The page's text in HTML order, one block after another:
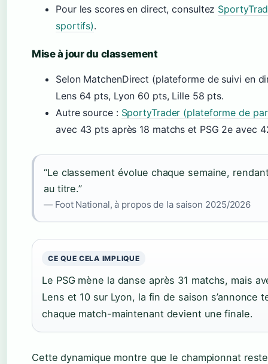
Pour les scores en direct, consultez
sportifs).
Mise à jour du classement
Selon MatchenDirect (plateforme de suivi en
Lens 64 pts, Lyon 60 pts, Lille 58 pts.
Autre source : SportyTrader (plateforme de
avec 43 pts après 18 matchs et PSG 2e avec
“Le classement évolue chaque semaine,
au titre.”
— Foot National, à propos de la saison 2025/2026
CE QUE CELA IMPLIQUE
Le PSG mène la danse après 31 matchs, mais
Lens et 10 sur Lyon, la fin de saison s’annonce
chaque match-maintenant devient une finale.
Cette dynamique montre que le championnat